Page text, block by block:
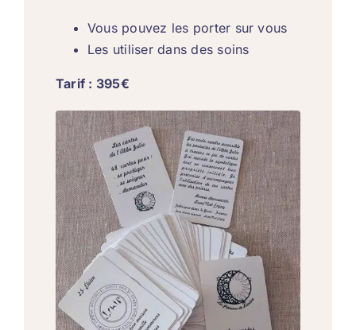
Vous pouvez les porter sur vous
Les utiliser dans des soins
Tarif : 395€